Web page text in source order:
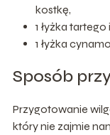
kostkę,
1 łyżka
1 łyżka
Sposób
Przygotowanie
który nie zajmie